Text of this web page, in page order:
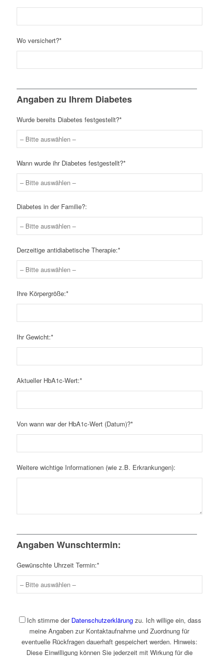
Wo versichert?*
Angaben zu Ihrem Diabetes
Wurde bereits Diabetes festgestellt?*
Wann wurde ihr Diabetes festgestellt?*
Diabetes in der Familie?:
Derzeitige antidiabetische Therapie:*
Ihre Körpergröße:*
Ihr Gewicht:*
Aktueller HbA1c-Wert:*
Von wann war der HbA1c-Wert (Datum)?*
Weitere wichtige Informationen (wie z.B. Erkrankungen):
Angaben Wunschtermin:
Gewünschte Uhrzeit Termin:*
Ich stimme der Datenschutzerklärung zu. Ich willige ein, dass
meine Angaben zur Kontaktaufnahme und Zuordnung für
eventuelle Rückfragen dauerhaft gespeichert werden. Hinweis:
Diese Einwilligung können Sie jederzeit mit Wirkung für die